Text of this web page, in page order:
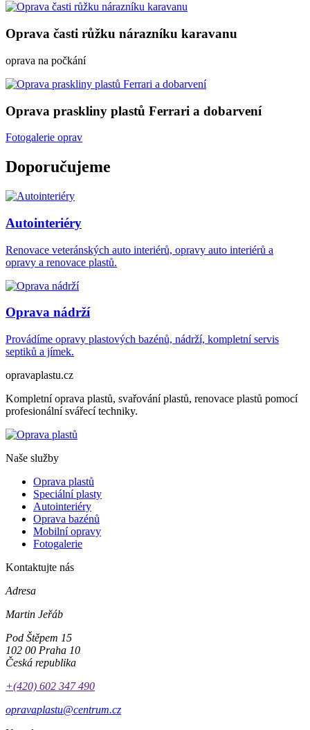
Oprava časti růžku nárazníku karavanu
oprava na počkání
Oprava praskliny plastů Ferrari a dobarvení
Fotogalerie oprav
Doporučujeme
Autointeriéry
Renovace veteránských auto interiérů, opravy auto interiérů a
opravy a renovace plastů.
Oprava nádrží
Provádíme opravy plastových bazénů, nádrží, kompletní servis
septiků a jímek.
opravaplastu.cz
Kompletní oprava plastů, svařování plastů, renovace plastů pomocí
profesionální svářecí techniky.
Naše služby
Oprava plastů
Speciální plasty
Autointeriéry
Oprava bazénů
Mobilní opravy
Fotogalerie
Kontaktujte nás
Adresa
Martin Jeřáb
Pod Štěpem 15
102 00 Praha 10
Česká republika
+(420) 602 347 490
opravaplastu@centrum.cz